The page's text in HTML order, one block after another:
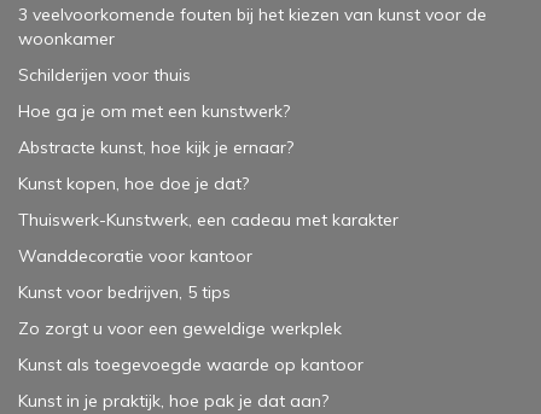
3 veelvoorkomende fouten bij het kiezen van kunst voor de
woonkamer
Schilderijen voor thuis
Hoe ga je om met een kunstwerk?
Abstracte kunst, hoe kijk je ernaar?
Kunst kopen, hoe doe je dat?
Thuiswerk-Kunstwerk, een cadeau met karakter
Wanddecoratie voor kantoor
Kunst voor bedrijven, 5 tips
Zo zorgt u voor een geweldige werkplek
Kunst als toegevoegde waarde op kantoor
Kunst in je praktijk, hoe pak je dat aan?